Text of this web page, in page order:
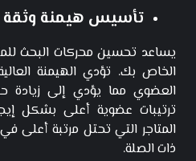
تأسيس هيمنة وثقة
يساعد تحسين محركات البحث
الخاص بك. تؤدي الهيمنة
العضوي مما يؤدي إلى زيادة
ترتيبات عضوية أعلى بشكل
المتاجر التي تحتل مرتبة أعلى
ذات الصلة.